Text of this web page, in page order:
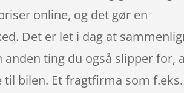
online, og det gør en
Det er let i dag at
ting du også slipper for,
bilen. Et fragtfirma som